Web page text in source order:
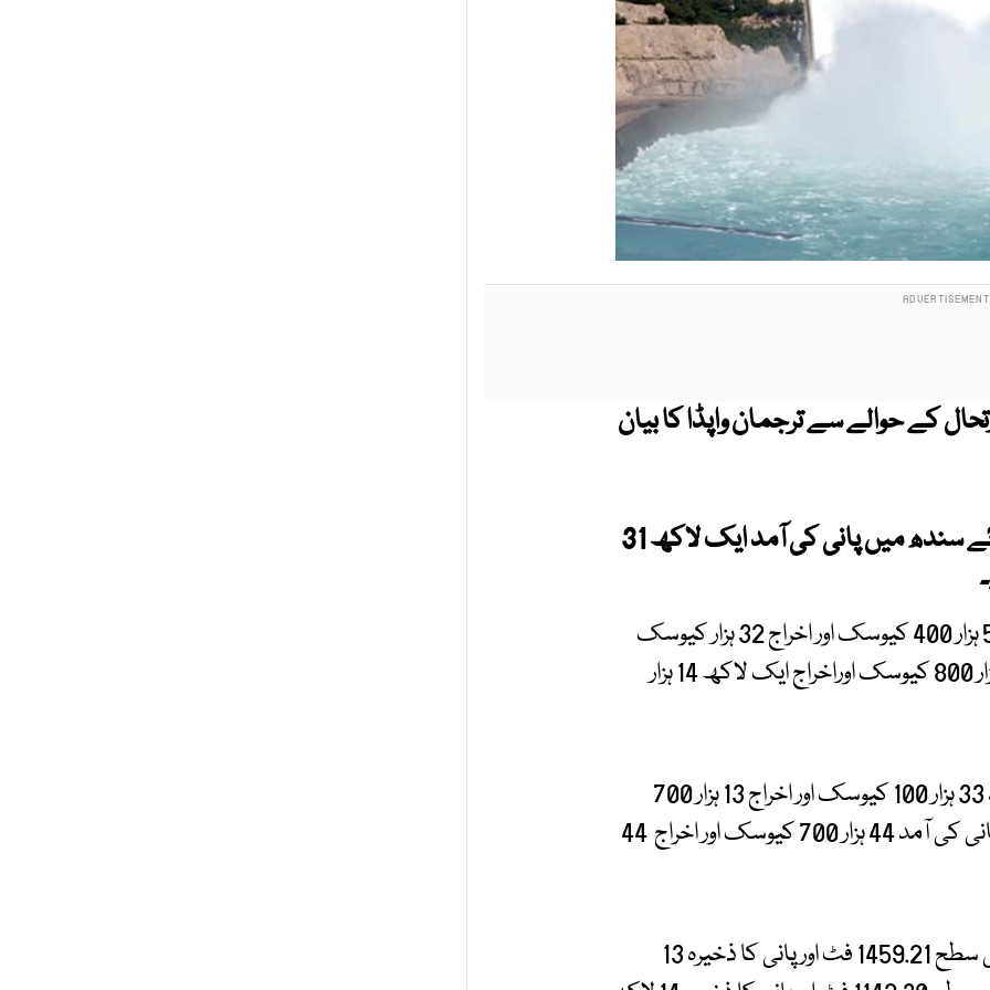
کے حوالے سے ترجمان واپڈا کا بیان
ترجمان واپڈا کے مطابق تربیلا کے مقام پردریائے سندھ میں پانی کی آمد ایک لاکھ 31
منگلا کے مقام پر دریائے جہلم میں پانی کی آمد 52 ہزار 400 کیوسک اور اخراج 32 ہزار کیوسک
ہے۔ چشمہ بیراج میں پانی کی آمد ایک لاکھ 43 ہزار 800 کیوسک اوراخراج ایک لاکھ 14 ہزار
ہیڈ مرالہ کے مقام پر دریائے چناب میں پانی کی آمد 33 ہزار 100 کیوسک اور اخراج 13 ہزار 700
کیوسک ہے، نوشہرہ کے مقام پر دریائے کابل میں پانی کی آمد 44 ہزار 700 کیوسک اور اخراج 44
ترجمان واپڈا نے کہا کہ تربیلا ریزروائر میں آج پانی کی سطح 1459.21 فٹ اور پانی کا ذخیرہ 13